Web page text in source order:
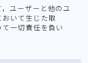
ユーザーと他のユ
いて生じた取
一切責任を負い